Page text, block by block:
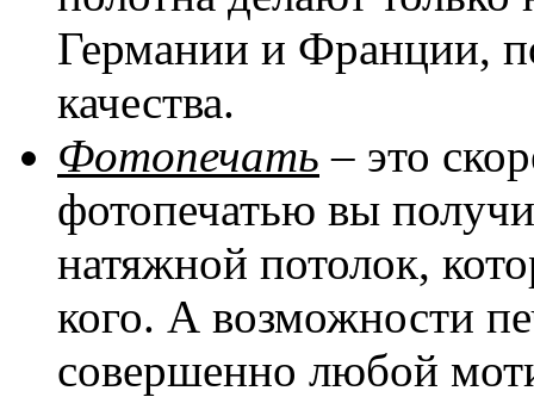
Германии и Франции,
качества.
Фотопечать – это
фотопечатью вы
натяжной потолок,
кого. А возможности
совершенно любой